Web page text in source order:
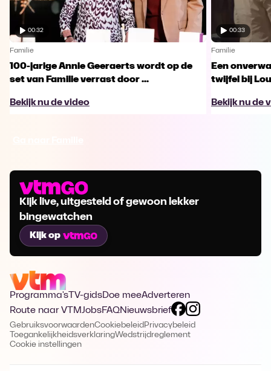
00:32
Familie
100-jarige Annie Geeraerts wordt op de
set van Familie verrast door ...
Bekijk nu de video
00:33
Familie
Een
twijfel bij
Bekijk nu de
Kijk live, uitgesteld of gewoon lekker
bingewatchen
Kijk op
Programma's TV-gidsDoe meeAdverteren
Route naar VTMJobsFAQNieuwsbrief
GebruiksvoorwaardenCookiebeleid Privacybeleid
ToegankelijkheidsverklaringWedstrijdreglement
Cookie instellingen